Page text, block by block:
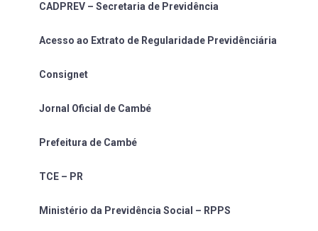
CADPREV – Secretaria de Previdência
Acesso ao Extrato de Regularidade Previdênciária
Consignet
Jornal Oficial de Cambé
Prefeitura de Cambé
TCE – PR
Ministério da Previdência Social – RPPS